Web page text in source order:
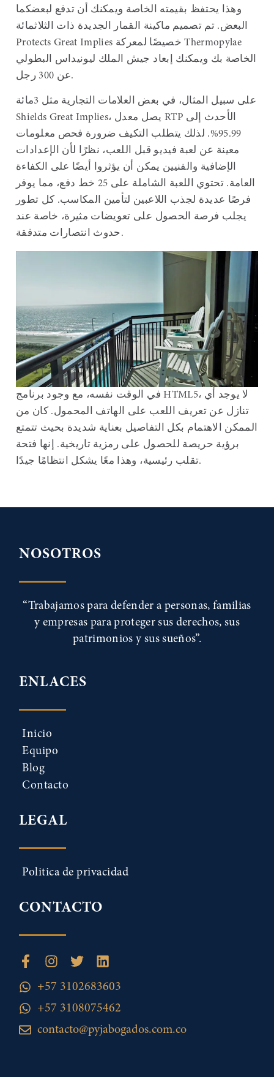
وهذا يحتفظ بقيمته الخاصة ويمكنك أن تدفع لبعضكما
البعض. تم تصميم ماكينة القمار الجديدة ذات الثلاثمائة
Protects Great Implies خصيصًا لمعركة Thermopylae
الخاصة بك ويمكنك إبعاد جيش الملك ليونيداس البطولي
عن 300 رجل.
على سبيل المثال، في بعض العلامات التجارية مثل 3مائة
Shields Great Implies، يصل معدل RTP الأحدث إلى
95.99%. لذلك يتطلب التكيف ضرورة فحص معلومات
معينة عن لعبة فيديو قبل اللعب، نظرًا لأن الإعدادات
الإضافية والفنيين يمكن أن يؤثروا أيضًا على الكفاءة
العامة. تحتوي اللعبة الشاملة على 25 خط دفع، مما يوفر
فرصًا عديدة لجذب اللاعبين لتأمين المكاسب. كل تطور
يجلب فرصة الحصول على تعويضات مثيرة، خاصة عند
حدوث انتصارات متدفقة.
في الوقت نفسه، مع وجود برنامج HTML5، لا يوجد أي
تنازل عن تعريف اللعب على الهاتف المحمول. كان من
الممكن الاهتمام بكل التفاصيل بعناية شديدة بحيث تتمتع
برؤية حريصة للحصول على رمزية تاريخية. إنها فتحة
تقلب رئيسية، وهذا معًا يشكل انتظامًا جيدًا.
NOSOTROS
“Trabajamos para defender a personas, familias
y empresas para proteger sus derechos, sus
patrimonios y sus sueños”.
ENLACES
Inicio
Equipo
Blog
Contacto
LEGAL
Politica de privacidad
CONTACTO
+57 3102683603
+57 3108075462
contacto@pyjabogados.com.co